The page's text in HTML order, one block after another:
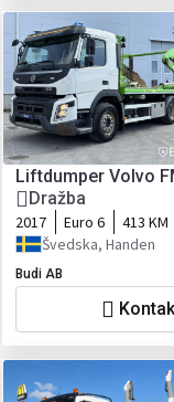
Liftdumper Volvo
Dražba
2017 Euro 6 413 KM
Švedska, Handen
Budi AB